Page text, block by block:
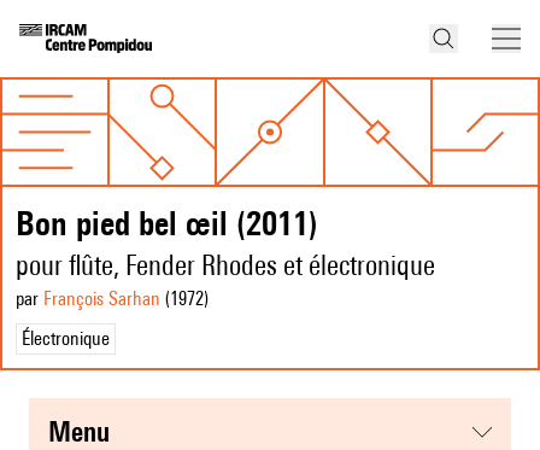
Bon pied bel œil (2011)
pour flûte, Fender Rhodes et électronique
par François Sarhan (1972)
Électronique
menu